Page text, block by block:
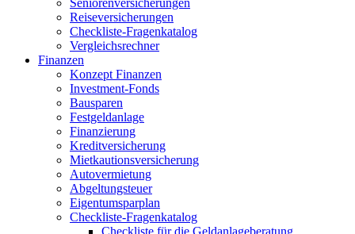
Seniorenversicherungen
Reiseversicherungen
Checkliste-Fragenkatalog
Vergleichsrechner
Finanzen
Konzept Finanzen
Investment-Fonds
Bausparen
Festgeldanlage
Finanzierung
Kreditversicherung
Mietkautionsversicherung
Autovermietung
Abgeltungsteuer
Eigentumsparplan
Checkliste-Fragenkatalog
Checkliste für die Geldanlageberatung